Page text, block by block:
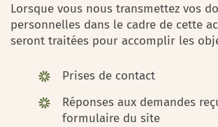
Lorsque vous nous transmettez vos
personnelles dans le cadre de cette
seront traitées pour accomplir les
Prises de contact
Réponses aux demandes
formulaire du site